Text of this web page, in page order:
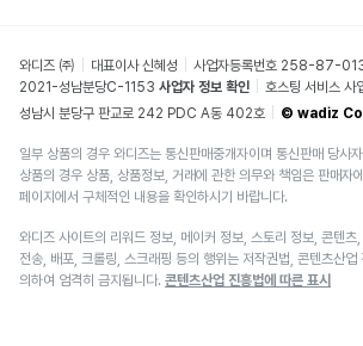
와디즈 ㈜ 대표이사 신혜성 사업자등록번호 258-87-
2021-성남분당C-1153 사업자 정보 확인 호스팅 서비스 사
성남시 분당구 판교로 242 PDC A동 402호
© wadiz
일부 상품의 경우 와디즈는 통신판매중개자이며 통신판매 당사
상품의 경우 상품, 상품정보, 거래에 관한 의무와 책임은 판매자
페이지에서 구체적인 내용을 확인하시기 바랍니다.
와디즈 사이트의 리워드 정보, 메이커 정보, 스토리 정보, 콘텐츠,
전송, 배포, 크롤링, 스크래핑 등의 행위는 저작권법, 콘텐츠산업
의하여 엄격히 금지됩니다. 콘텐츠산업 진흥법에 따른 표시